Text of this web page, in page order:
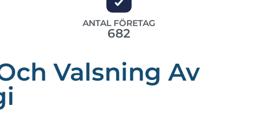
ANTAL FÖRETAG
682
Valsning Av